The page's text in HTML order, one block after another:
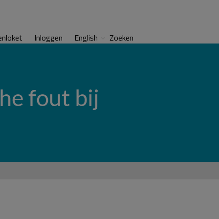
Inloggen English Zoeken
fout bij